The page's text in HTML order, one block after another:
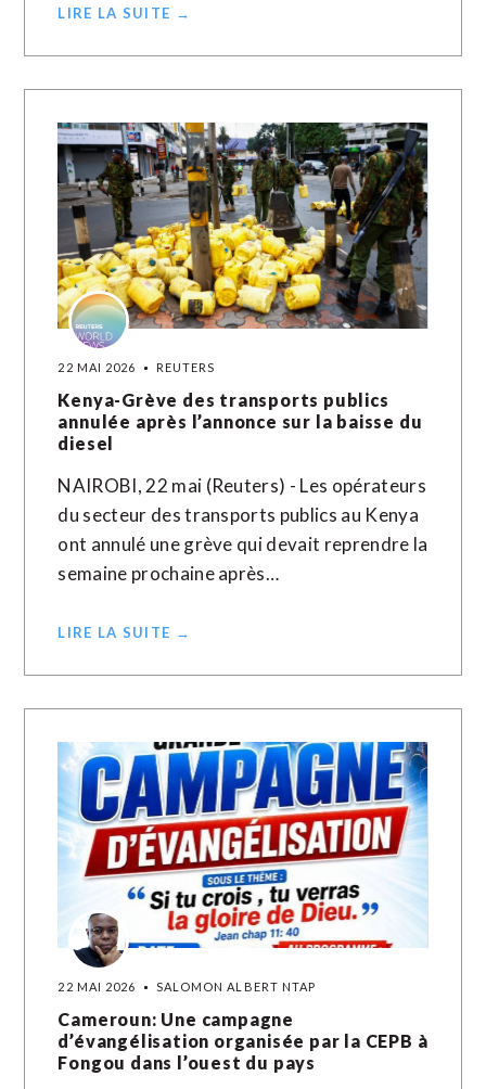
LIRE LA SUITE →
22 MAI 2026 REUTERS
Kenya-Grève des transports publics
annulée après l’annonce sur la baisse du
diesel
NAIROBI, 22 mai (Reuters) - Les opérateurs
du secteur des transports publics au Kenya
ont annulé une grève qui devait reprendre la
semaine prochaine après…
LIRE LA SUITE →
22 MAI 2026 SALOMON ALBERT NTAP
Cameroun: Une campagne
d’évangélisation organisée par la CEPB à
Fongou dans l’ouest du pays